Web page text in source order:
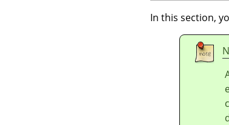
In this section,